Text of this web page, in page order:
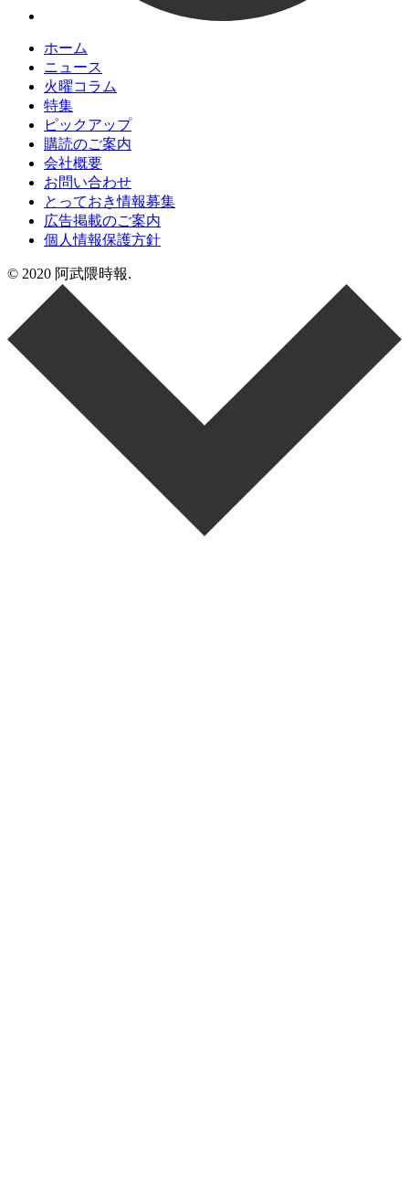
ホーム
ニュース
火曜コラム
特集
ピックアップ
購読のご案内
会社概要
お問い合わせ
とっておき情報募集
広告掲載のご案内
個人情報保護方針
© 2020 阿武隈時報.